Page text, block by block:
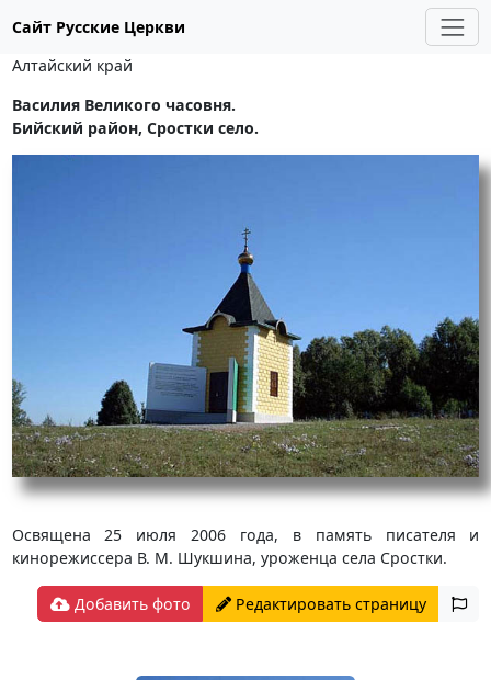
Сайт Русские Церкви
Алтайский край
Василия Великого часовня.
Бийский район, Сростки село.
Освящена 25 июля 2006 года, в память писателя и
кинорежиссера В. М. Шукшина, уроженца села Сростки.
Добавить фото Редактировать страницу